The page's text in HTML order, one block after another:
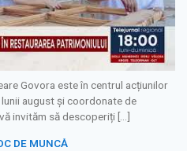
Govora este în centrul acțiunilor
august și coordonate de
invităm să descoperiți […]
DE MUNCĂ